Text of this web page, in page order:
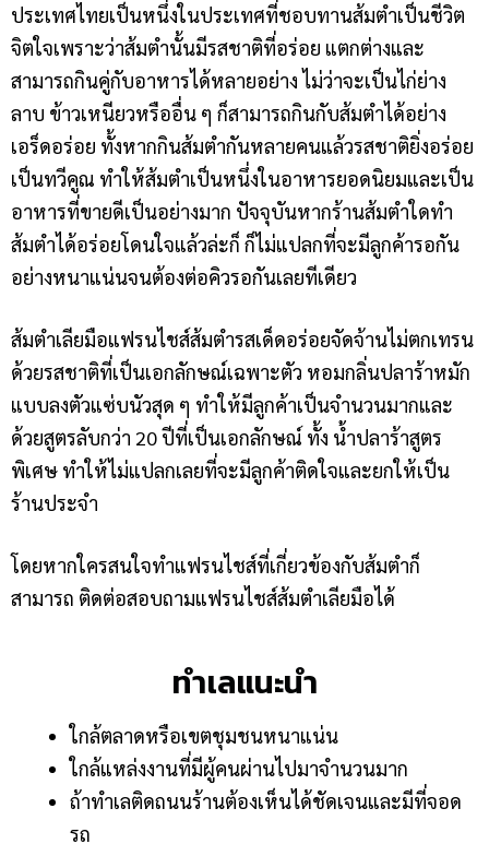
ประเทศไทยเป็นหนึ่งในประเทศที่ชอบทานส้มตำเป็นชีวิต
จิตใจเพราะว่าส้มตำนั้นมีรสชาติที่อร่อย แตกต่างและ
สามารถกินคู่กับอาหารได้หลายอย่าง ไม่ว่าจะเป็นไก่ย่าง
ลาบ ข้าวเหนียวหรืออื่น ๆ ก็สามารถกินกับส้มตำได้อย่าง
เอร็ดอร่อย ทั้งหากกินส้มตำกันหลายคนแล้วรสชาติยิ่งอร่อย
เป็นทวีคูณ ทำให้ส้มตำเป็นหนึ่งในอาหารยอดนิยมและเป็น
อาหารที่ขายดีเป็นอย่างมาก ปัจจุบันหากร้านส้มตำใดทำ
ส้มตำได้อร่อยโดนใจแล้วล่ะก็ ก็ไม่แปลกที่จะมีลูกค้ารอกัน
อย่างหนาแน่นจนต้องต่อคิวรอกันเลยทีเดียว
ส้มตำเลียมือแฟรนไชส์ส้มตำรสเด็ดอร่อยจัดจ้านไม่ตกเทรน
ด้วยรสชาติที่เป็นเอกลักษณ์เฉพาะตัว หอมกลิ่นปลาร้าหมัก
แบบลงตัวแซ่บนัวสุด ๆ ทำให้มีลูกค้าเป็นจำนวนมากและ
ด้วยสูตรลับกว่า 20 ปีที่เป็นเอกลักษณ์ ทั้ง น้ำปลาร้าสูตร
พิเศษ ทำให้ไม่แปลกเลยที่จะมีลูกค้าติดใจและยกให้เป็น
ร้านประจำ
โดยหากใครสนใจทำแฟรนไชส์ที่เกี่ยวข้องกับส้มตำก็
สามารถ ติดต่อสอบถามแฟรนไชส์ส้มตำเลียมือได้
ทำเลแนะนำ
ใกล้ตลาดหรือเขตชุมชนหนาแน่น
ใกล้แหล่งงานที่มีผู้คนผ่านไปมาจำนวนมาก
ถ้าทำเลติดถนนร้านต้องเห็นได้ชัดเจนและมีที่จอด
รถ